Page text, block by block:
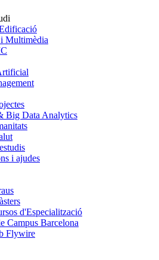
Multimèdia
Big Data Analytics
i ajudes
d'Especialització
Campus Barcelona
Flywire